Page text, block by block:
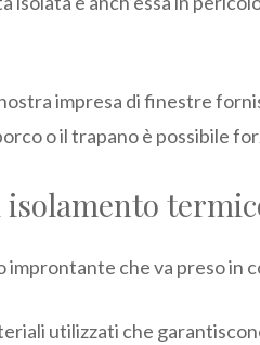
impresa di finestre
o il trapano è possibile
improntante che va preso in
utilizzati che